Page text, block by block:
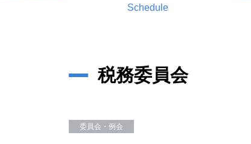
Schedule
税務委員会
委員会・例会